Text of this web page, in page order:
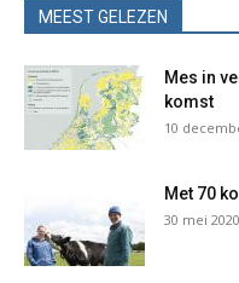
MEEST GELEZEN
Mes in
komst
10
Met 70
30 mei 2020